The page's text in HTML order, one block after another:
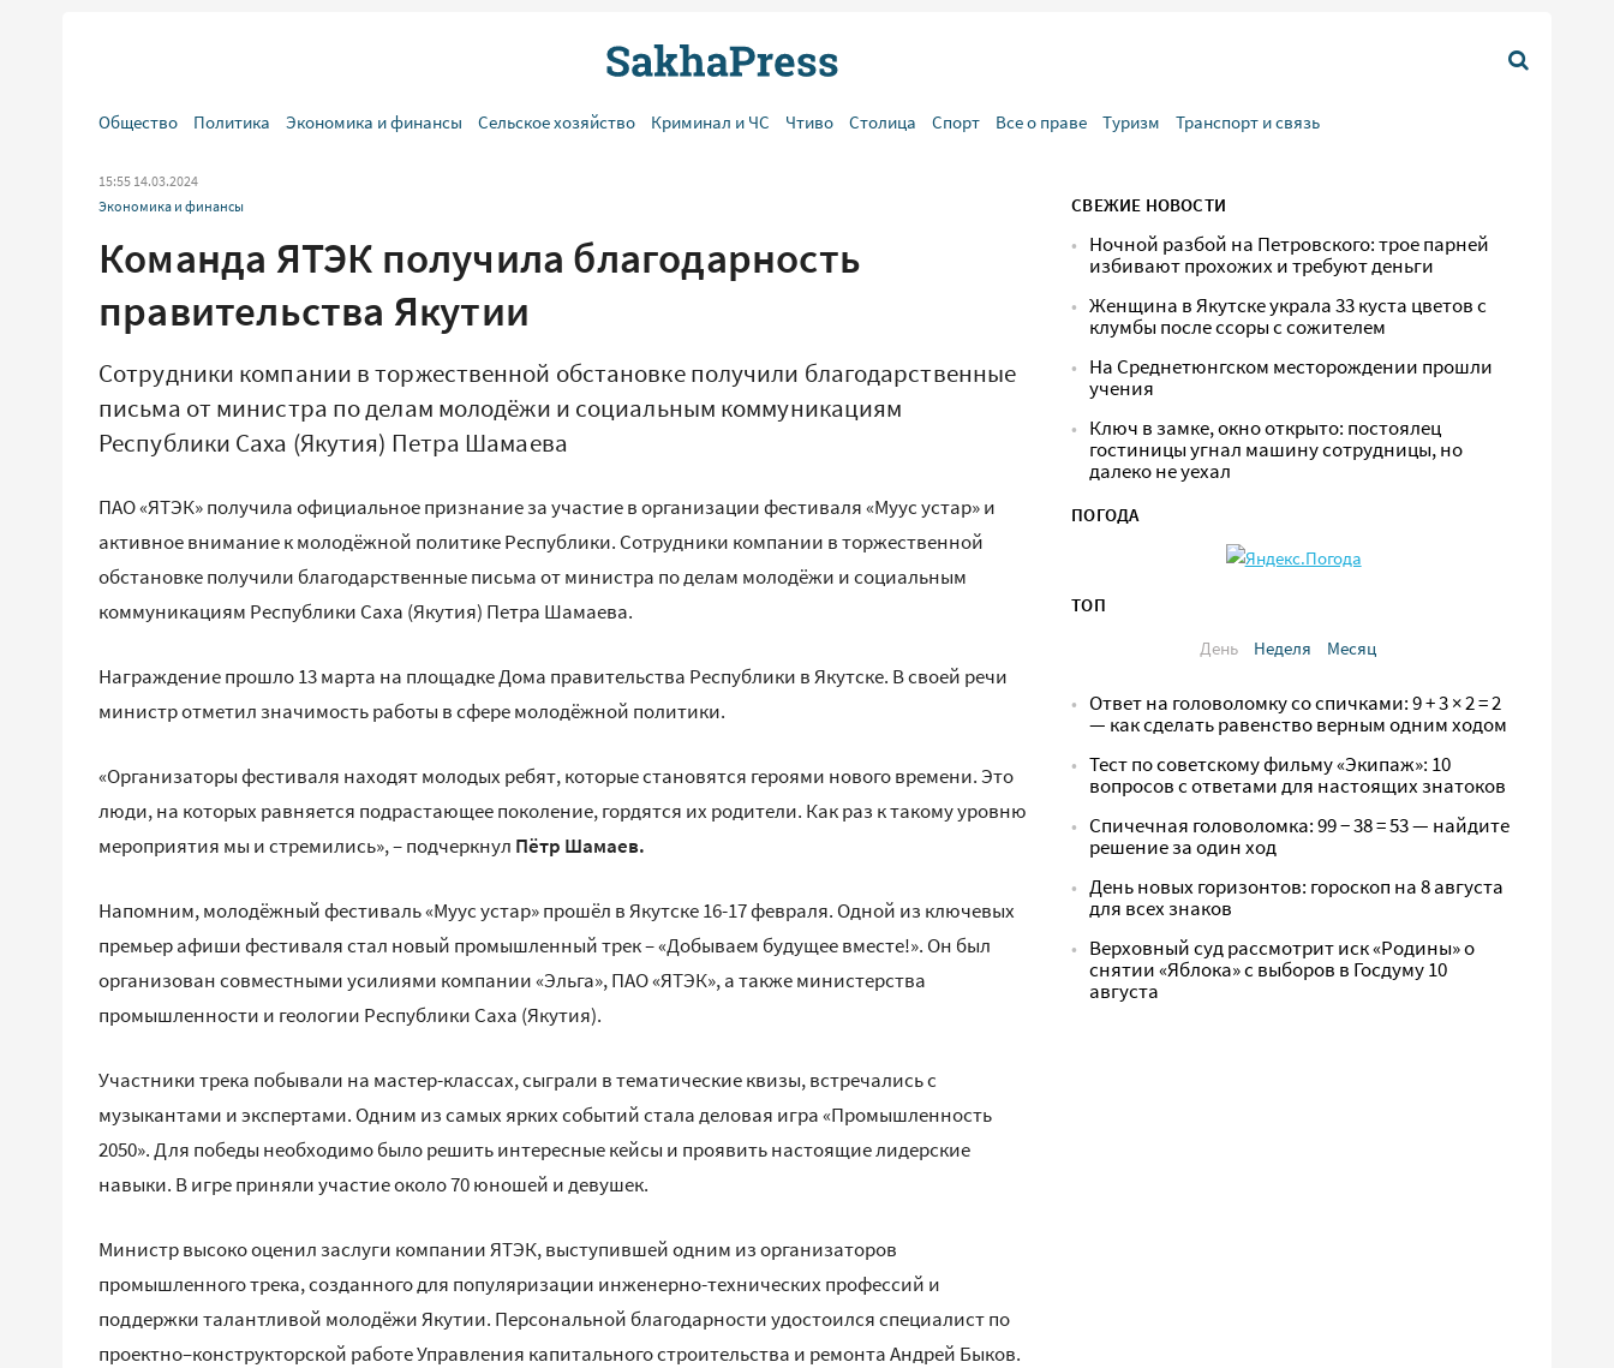
Общество Политика Экономика и финансы Сельское хозяйство Криминал и ЧС Чтиво Столица Спорт Все о праве Туризм Транспорт и связь
15:55 14.03.2024
Экономика и финансы
Команда ЯТЭК получила благодарность
правительства Якутии
Сотрудники компании в торжественной обстановке получили благодарственные
письма от министра по делам молодёжи и социальным коммуникациям
Республики Саха (Якутия) Петра Шамаева
ПАО «ЯТЭК» получила официальное признание за участие в организации фестиваля «Муус устар» и
активное внимание к молодёжной политике Республики. Сотрудники компании в торжественной
обстановке получили благодарственные письма от министра по делам молодёжи и социальным
коммуникациям Республики Саха (Якутия) Петра Шамаева.
Награждение прошло 13 марта на площадке Дома правительства Республики в Якутске. В своей речи
министр отметил значимость работы в сфере молодёжной политики.
«Организаторы фестиваля находят молодых ребят, которые становятся героями нового времени. Это
люди, на которых равняется подрастающее поколение, гордятся их родители. Как раз к такому уровню
мероприятия мы и стремились», – подчеркнул Пётр Шамаев.
Напомним, молодёжный фестиваль «Муус устар» прошёл в Якутске 16-17 февраля. Одной из ключевых
премьер афиши фестиваля стал новый промышленный трек – «Добываем будущее вместе!». Он был
организован совместными усилиями компании «Эльга», ПАО «ЯТЭК», а также министерства
промышленности и геологии Республики Саха (Якутия).
Участники трека побывали на мастер-классах, сыграли в тематические квизы, встречались с
музыкантами и экспертами. Одним из самых ярких событий стала деловая игра «Промышленность
2050». Для победы необходимо было решить интересные кейсы и проявить настоящие лидерские
навыки. В игре приняли участие около 70 юношей и девушек.
Министр высоко оценил заслуги компании ЯТЭК, выступившей одним из организаторов
промышленного трека, созданного для популяризации инженерно-технических профессий и
поддержки талантливой молодёжи Якутии. Персональной благодарности удостоился специалист по
проектно–конструкторской работе Управления капитального строительства и ремонта Андрей Быков.
СВЕЖИЕ НОВОСТИ
Ночной разбой на Петровского: трое парней
избивают прохожих и требуют деньги
Женщина в Якутске украла 33 куста цветов с
клумбы после ссоры с сожителем
На Среднетюнгском месторождении прошли
учения
Ключ в замке, окно открыто: постоялец
гостиницы угнал машину сотрудницы, но
далеко не уехал
ПОГОДА
ТОП
День
Неделя Месяц
Ответ на головоломку со спичками: 9 + 3 × 2 = 2
— как сделать равенство верным одним ходом
Тест по советскому фильму «Экипаж»: 10
вопросов с ответами для настоящих знатоков
Спичечная головоломка: 99 − 38 = 53 — найдите
решение за один ход
День новых горизонтов: гороскоп на 8 августа
для всех знаков
Верховный суд рассмотрит иск «Родины» о
снятии «Яблока» с выборов в Госдуму 10
августа